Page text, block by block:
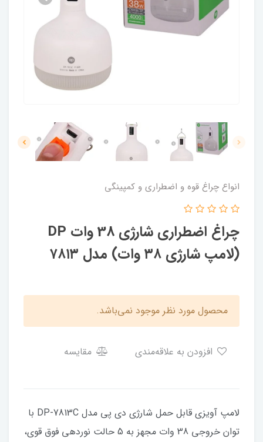
انواع چراغ قوه و اضطراری و کمپینگی
چراغ اضطراری شارژی 38 وات DP
(لامپ شارژی ۳۸ وات) مدل ۷۸۱۳
محصول مورد نظر موجود نمی‌باشد.
مقایسه
لامپ آویزی قابل حمل شارژی دی پی مدل DP-7813C با
توان خروجی 38 وات مجهز به 5 حالت نوردهی فوق قوی،